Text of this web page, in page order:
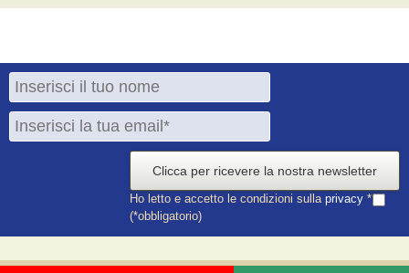
Clicca per ricevere la nostra newsletter
Ho letto e accetto le condizioni sulla privacy *
(*obbligatorio)